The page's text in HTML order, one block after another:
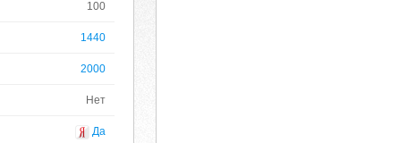
100
1440
2000
Нет
Да